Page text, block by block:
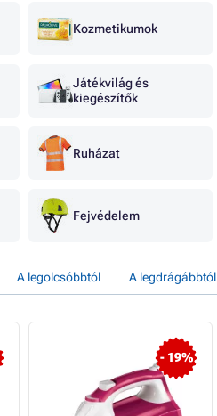
Kozmetikumok
Játékvilág és
kiegészítők
Ruházat
Fejvédelem
A legolcsóbbtól A legdrágábbtól
- 19%